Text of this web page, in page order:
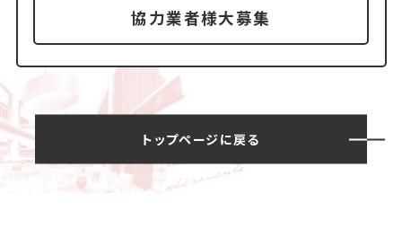
協力業者様大募集
トップページに戻る